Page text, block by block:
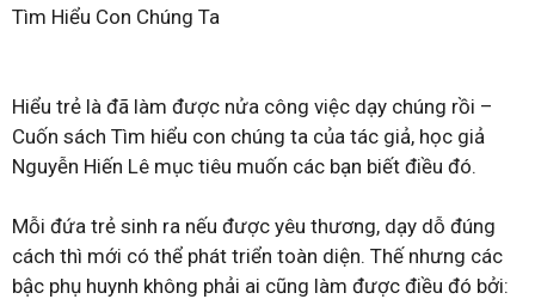
Tìm Hiểu Con Chúng Ta
Hiểu trẻ là đã làm được nửa công việc dạy chúng rồi –
Cuốn sách Tìm hiểu con chúng ta của tác giả, học giả
Nguyễn Hiến Lê mục tiêu muốn các bạn biết điều đó.
Mỗi đứa trẻ sinh ra nếu được yêu thương, dạy dỗ đúng
cách thì mới có thể phát triển toàn diện. Thế nhưng các
bậc phụ huynh không phải ai cũng làm được điều đó bởi: